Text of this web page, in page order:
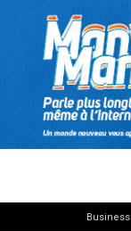
Business